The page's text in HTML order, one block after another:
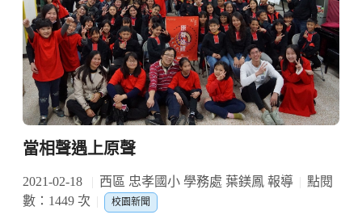
當相聲遇上原聲
2021-02-18 西區 忠孝國小 學務處 葉鎂鳳 報導
點閱
數：1449 次
校園新聞